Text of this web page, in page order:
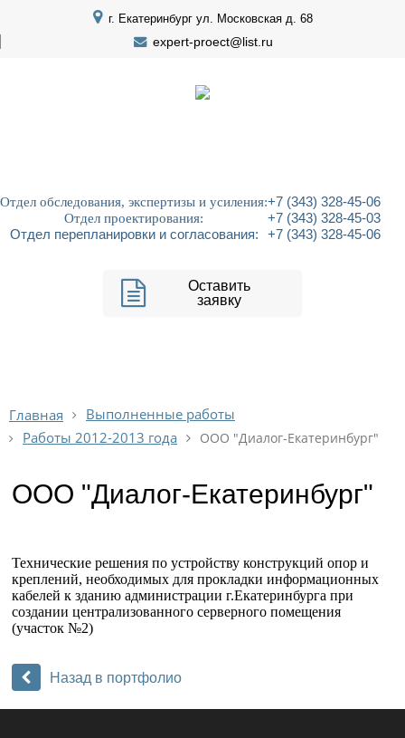
г. Екатеринбург ул. Московская д. 68
expert-proect@list.ru
Отдел обследования, экспертизы и усиления:+7 (343) 328-45-06
Отдел проектирования:
+7 (343) 328-45-03
Отдел перепланировки и согласования:
+7 (343) 328-45-06
Оставить
заявку
Главная
Выполненные работы
Работы 2012-2013 года
ООО "Диалог-Екатеринбург"
ООО "Диалог-Екатеринбург"
Технические решения по устройству конструкций опор и
креплений, необходимых для прокладки информационных
кабелей к зданию администрации г.Екатеринбурга при
создании централизованного серверного помещения
(участок №2)
Назад в портфолио